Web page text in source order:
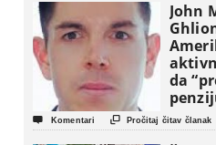
John
da
 Komentari  Pročitaj čitav članak